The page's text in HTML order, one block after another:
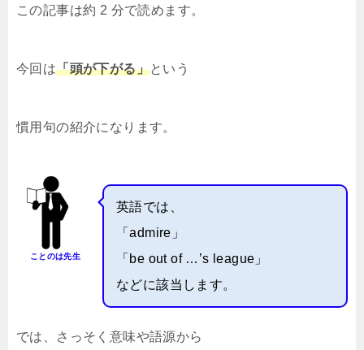
c
b
o
tt
e
a
c
et
e
この記事は約 2 分で読めます。
今回は「頭が下がる」という
慣用句の紹介になります。
ことのは先生
英語では、
「admire」
「be out of …’s league」
などに該当します。
では、さっそく意味や語源から